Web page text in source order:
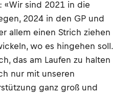
sind 2021 in die
2024 in den GP und
allem einen Strich ziehen
wo es hingehen soll.
das am Laufen zu halten
nur mit unseren
ganz groß und